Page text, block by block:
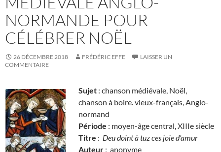
NORMANDE POUR
CÉLÉBRER NOËL
26 DÉCEMBRE 2018 FRÉDÉRIC EFFE
LAISSER UN
COMMENTAIRE
Sujet : chanson médiévale, Noël,
chanson à boire. vieux-français, Anglo-
normand
Période : moyen-âge central, XIIIe siècle
Titre : Deu doint à tuz ces joie d’amur
Auteur : anonyme